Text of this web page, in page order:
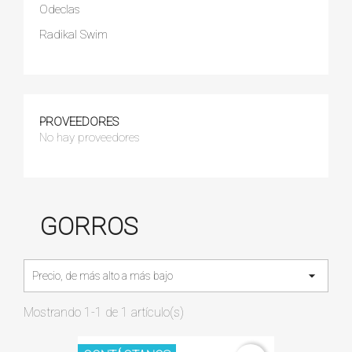
Odeclas
Radikal Swim
PROVEEDORES
No hay proveedores
GORROS
Precio, de más alto a más bajo 
Mostrando 1-1 de 1 artículo(s)